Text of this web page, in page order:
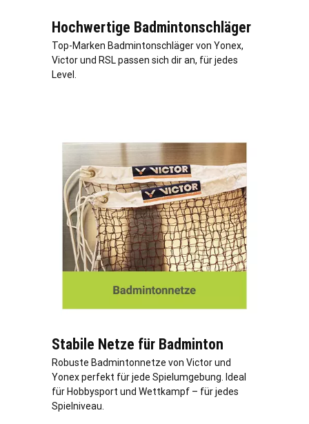
Hochwertige Badmintonschläger
Top-Marken Badmintonschläger von Yonex,
Victor und RSL passen sich dir an, für jedes
Level.
Stabile Netze für Badminton
Robuste Badmintonnetze von Victor und
Yonex perfekt für jede Spielumgebung. Ideal
für Hobbysport und Wettkampf – für jedes
Spielniveau.